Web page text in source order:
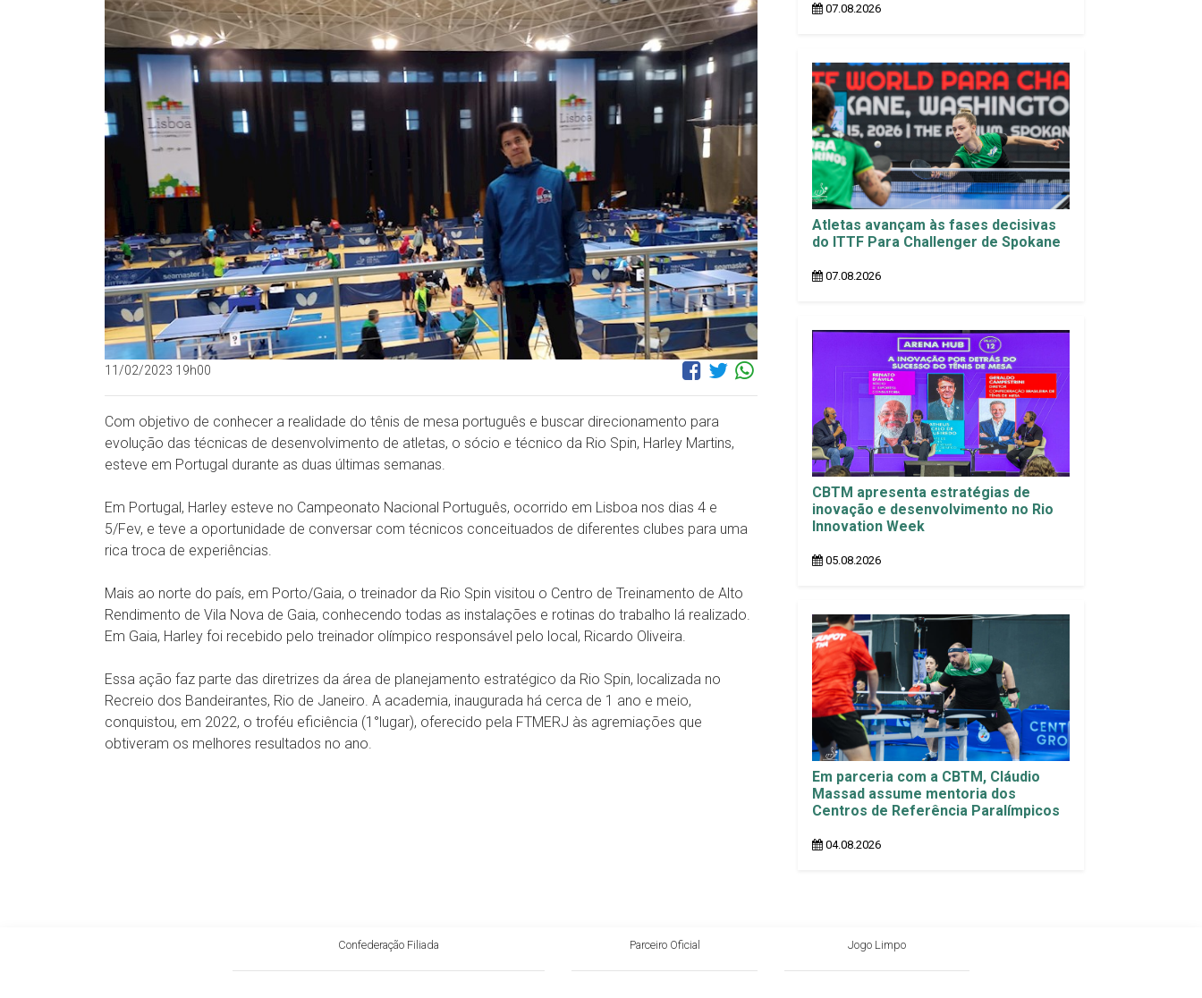
11/02/2023 19h00
Com objetivo de conhecer a realidade do tênis de mesa português e buscar direcionamento para
evolução das técnicas de desenvolvimento de atletas, o sócio e técnico da Rio Spin, Harley Martins,
esteve em Portugal durante as duas últimas semanas.
Em Portugal, Harley esteve no Campeonato Nacional Português, ocorrido em Lisboa nos dias 4 e
5/Fev, e teve a oportunidade de conversar com técnicos conceituados de diferentes clubes para uma
rica troca de experiências.
Mais ao norte do país, em Porto/Gaia, o treinador da Rio Spin visitou o Centro de Treinamento de Alto
Rendimento de Vila Nova de Gaia, conhecendo todas as instalações e rotinas do trabalho lá realizado.
Em Gaia, Harley foi recebido pelo treinador olímpico responsável pelo local, Ricardo Oliveira.
Essa ação faz parte das diretrizes da área de planejamento estratégico da Rio Spin, localizada no
Recreio dos Bandeirantes, Rio de Janeiro. A academia, inaugurada há cerca de 1 ano e meio,
conquistou, em 2022, o troféu eficiência (1°lugar), oferecido pela FTMERJ às agremiações que
obtiveram os melhores resultados no ano.
07.08.2026
Atletas avançam às fases decisivas
do ITTF Para Challenger de Spokane
07.08.2026
CBTM apresenta estratégias de
inovação e desenvolvimento no Rio
Innovation Week
05.08.2026
Em parceria com a CBTM, Cláudio
Massad assume mentoria dos
Centros de Referência Paralímpicos
04.08.2026
Confederação Filiada Parceiro Oficial Jogo Limpo